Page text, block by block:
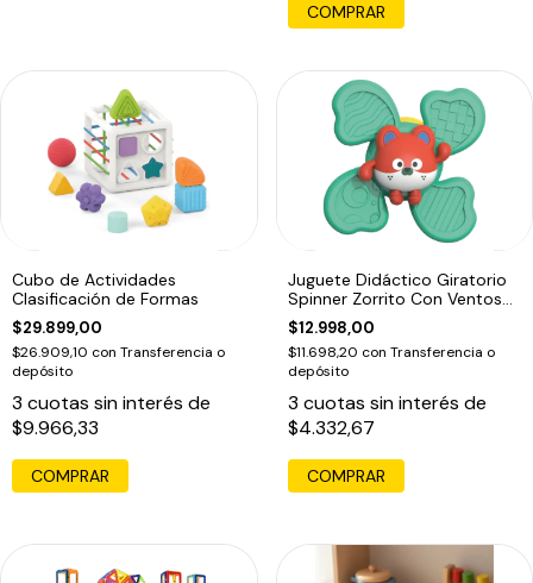
COMPRAR
Cubo de Actividades
Clasificación de Formas
$29.899,00
$26.909,10 con Transferencia o
depósito
3 cuotas sin interés de
$9.966,33
Juguete Didáctico Giratorio
Spinner Zorrito Con Ventosa
Bebe
$12.998,00
$11.698,20 con Transferencia o
depósito
3 cuotas sin interés de
$4.332,67
COMPRAR